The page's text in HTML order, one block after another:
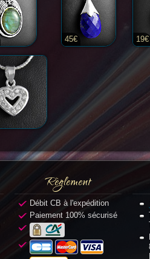
45€ 19€
Règlement
Débit CB à l'expédition
Paiement 100% sécurisé